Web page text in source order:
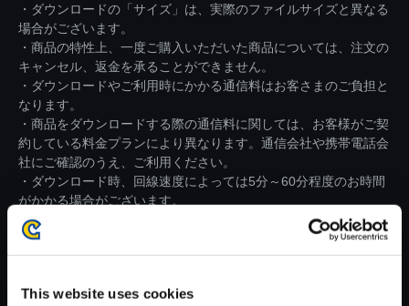
This website uses cookies
・ダウンロードの「サイズ」は、実際のファイルサイズと異なる
場合がございます。
・商品の特性上、一度ご購入いただいた商品については、注文の
キャンセル、返金を承ることができません。
・ダウンロードやご利用時にかかる通信料はお客さまのご負担と
なります。
・商品をダウンロードする際の通信料に関しては、お客様がご契
約している料金プランにより異なります。通信会社や携帯電話会
社にご確認のうえ、ご利用ください。
・ダウンロード時、回線速度によっては5分～60分程度のお時間
がかかる場合がございます。
※ご購入いただいたファイルのダウンロードの際には、通信環境
が安定しているWifi環境でお試しください。